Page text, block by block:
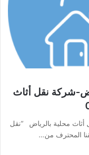
شركة نقل أثاث
محلية بالرياض “نقل
المحترف من…